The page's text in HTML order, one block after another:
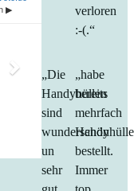
verloren
:-(.“
„Die
Handyhüllen
sind
wunderschön
un
sehr
„habe
bereits
mehrfach
bestellt.
Immer